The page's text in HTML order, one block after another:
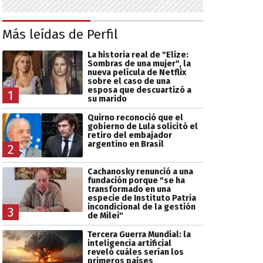
Más leídas de Perfil
1
La historia real de "Elize:
Sombras de una mujer", la
nueva película de Netflix
sobre el caso de una
esposa que descuartizó a
su marido
2
Quirno reconoció que el
gobierno de Lula solicitó el
retiro del embajador
argentino en Brasil
3
Cachanosky renunció a una
fundación porque "se ha
transformado en una
especie de Instituto Patria
incondicional de la gestión
de Milei"
Tercera Guerra Mundial: la
inteligencia artificial
reveló cuáles serían los